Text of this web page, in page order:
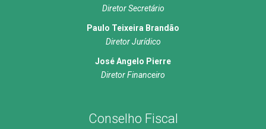
Diretor Secretário
Paulo Teixeira Brandão
Diretor Jurídico
José Angelo Pierre
Diretor Financeiro
Conselho Fiscal